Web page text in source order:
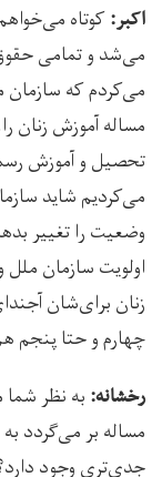
اکبر:کوتاه
می‌شد و تمامی
می‌کردم که
مساله آموزش زنان
تحصیل و آموزش
می‌کردیم شاید
وضعیت را تغییر
اولویت سازمان
زنان برای‌شان
چهارم و حتا پنجم
رخشانه: به نظر شما
مساله بر می‌گردد
جدی‌تری وجود